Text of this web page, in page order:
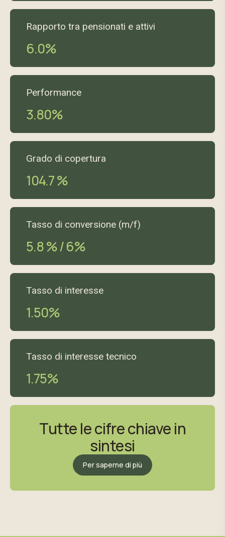
Rapporto tra pensionati e attivi
6.0%
Performance
3.80%
Grado di copertura
104.7 %
Tasso di conversione (m/f)
5.8 % / 6%
Tasso di interesse
1.50%
Tasso di interesse tecnico
1.75%
Tutte le cifre chiave in
sintesi
Per saperne di più